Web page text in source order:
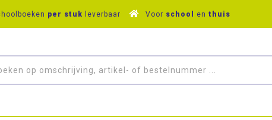
per stuk leverbaar Voor school en thuis